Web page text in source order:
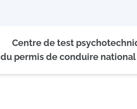
Centre de test
du permis de conduire